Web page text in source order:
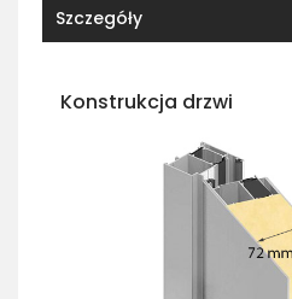
Szczegóły